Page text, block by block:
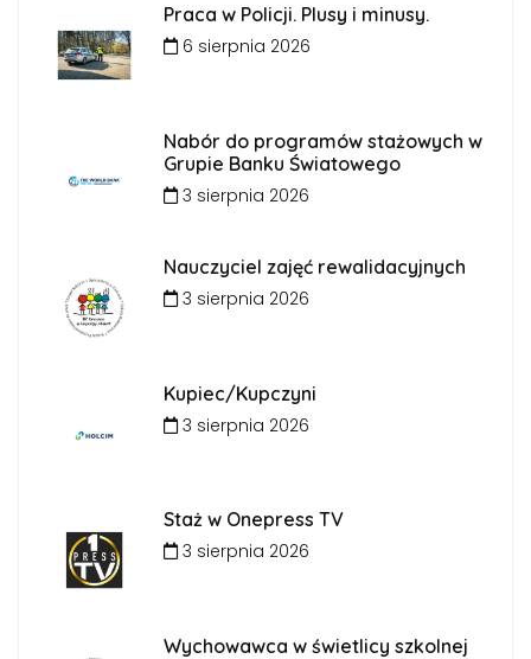
Praca w Policji. Plusy i minusy.
6 sierpnia 2026
Nabór do programów stażowych w
Grupie Banku Światowego
3 sierpnia 2026
Nauczyciel zajęć rewalidacyjnych
3 sierpnia 2026
Kupiec/Kupczyni
3 sierpnia 2026
Staż w Onepress TV
3 sierpnia 2026
Wychowawca w świetlicy szkolnej